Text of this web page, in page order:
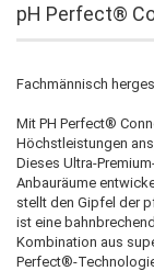
pH Perfect®
Fachmännisch
Mit PH Perfect®
Höchstleistungen
Dieses Ultra-
Anbauräume
stellt den Gipfel der
ist eine
Kombination aus
Perfect®-